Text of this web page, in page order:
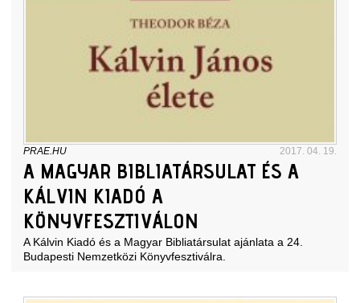
PRAE.HU 2017. 04. 19.
A MAGYAR BIBLIATÁRSULAT ÉS A
KÁLVIN KIADÓ A
KÖNYVFESZTIVÁLON
A Kálvin Kiadó és a Magyar Bibliatársulat ajánlata a 24.
Budapesti Nemzetközi Könyvfesztiválra.